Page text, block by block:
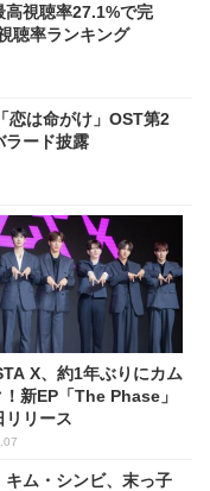
高視聴率27.1%で完
聴率ランキング
恋は命がけ」OST第2
ラード披露
X、約1年ぶりにカム
新EP「The Phase」
リリース
キム・シンビ、末っ子